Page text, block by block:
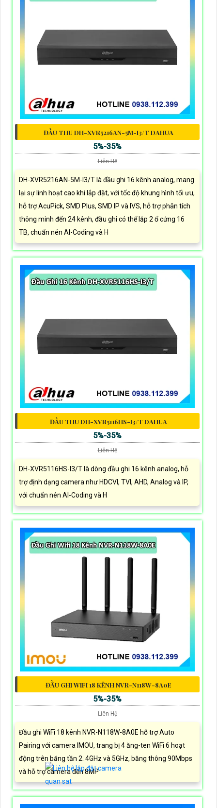
ĐẦU THU DH-XVR5216AN-5M-I3/T DAHUA
5%-35%
Liên Hệ
DH-XVR5216AN-5M-I3/T là đầu ghi 16 kênh analog, mang
lại sự linh hoạt cao khi lắp đặt, với tốc độ khung hình tối ưu,
hỗ trợ AcuPick, SMD Plus, SMD IP và IVS, hỗ trợ phân tích
thông minh đến 24 kênh, đầu ghi có thể lắp 2 ổ cứng 16
TB, chuẩn nén AI-Coding và H
ĐẦU THU DH-XVR5116HS-I3/T DAHUA
5%-35%
Liên Hệ
DH-XVR5116HS-I3/T là dòng đầu ghi 16 kênh analog, hỗ
trợ định dạng camera như HDCVI, TVI, AHD, Analog và IP,
với chuẩn nén AI-Coding và H
ĐẦU GHI WIFI 18 KÊNH NVR-N118W-8A0E
5%-35%
Liên Hệ
Đầu ghi WiFi 18 kênh NVR-N118W-8A0E hỗ trợ Auto
Pairing với camera IMOU, trang bị 4 ăng-ten WiFi 6 hoạt
động trên băng tần 2. 4GHz và 5GHz, băng thông 90Mbps
và hỗ trợ camera đến 8MP